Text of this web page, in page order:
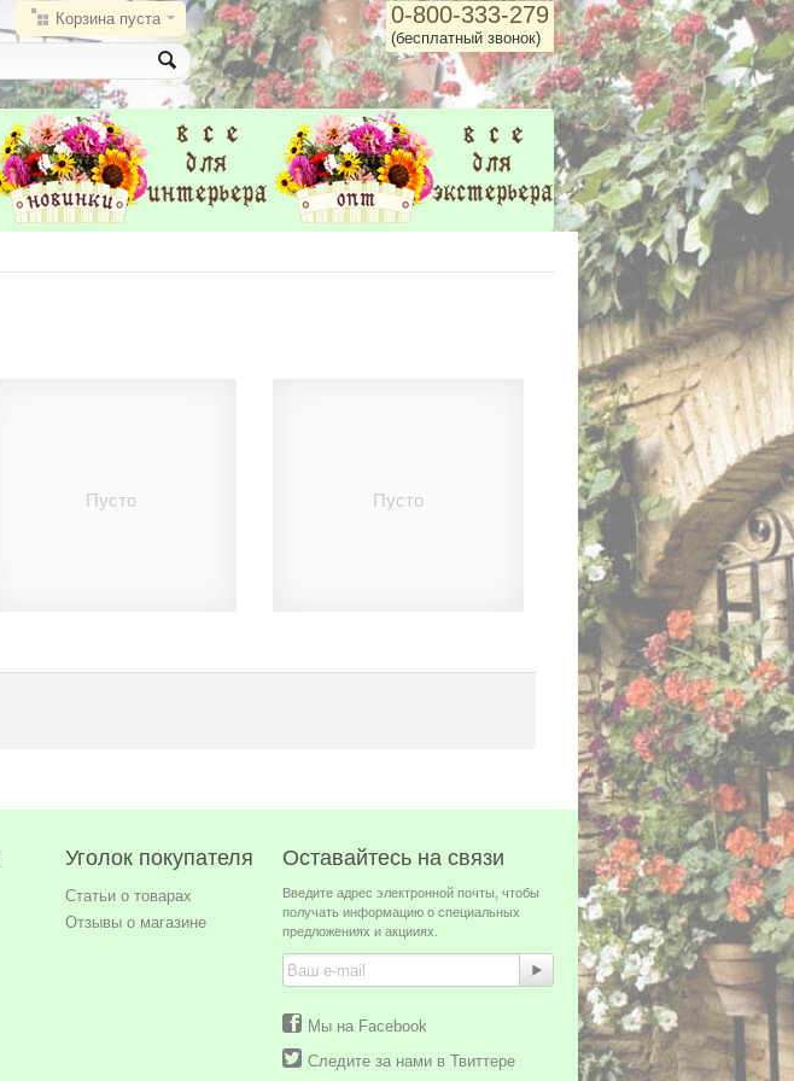
Корзина пуста 0-800-333-279
(бесплатный звонок)
Пусто Пусто
Уголок покупателя
Статьи о товарах
Отзывы о магазине
Оставайтесь на связи
Введите адрес электронной почты, чтобы
получать информацию о специальных
предложениях и акцииях.
Мы на Facebook
Следите за нами в Твиттере